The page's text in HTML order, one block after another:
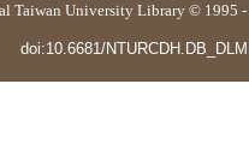
Taiwan University Library © 1995 -
doi:10.6681/